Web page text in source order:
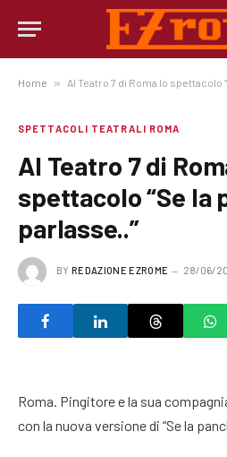
Home » Al Teatro 7 di Roma lo spettacolo
SPETTACOLI TEATRALI ROMA
Al Teatro 7 di
spettacolo “Se la
parlasse..”
BY REDAZIONE EZROME 28/06/
Roma. Pingitore e la sua
con la nuova versione di “Se la